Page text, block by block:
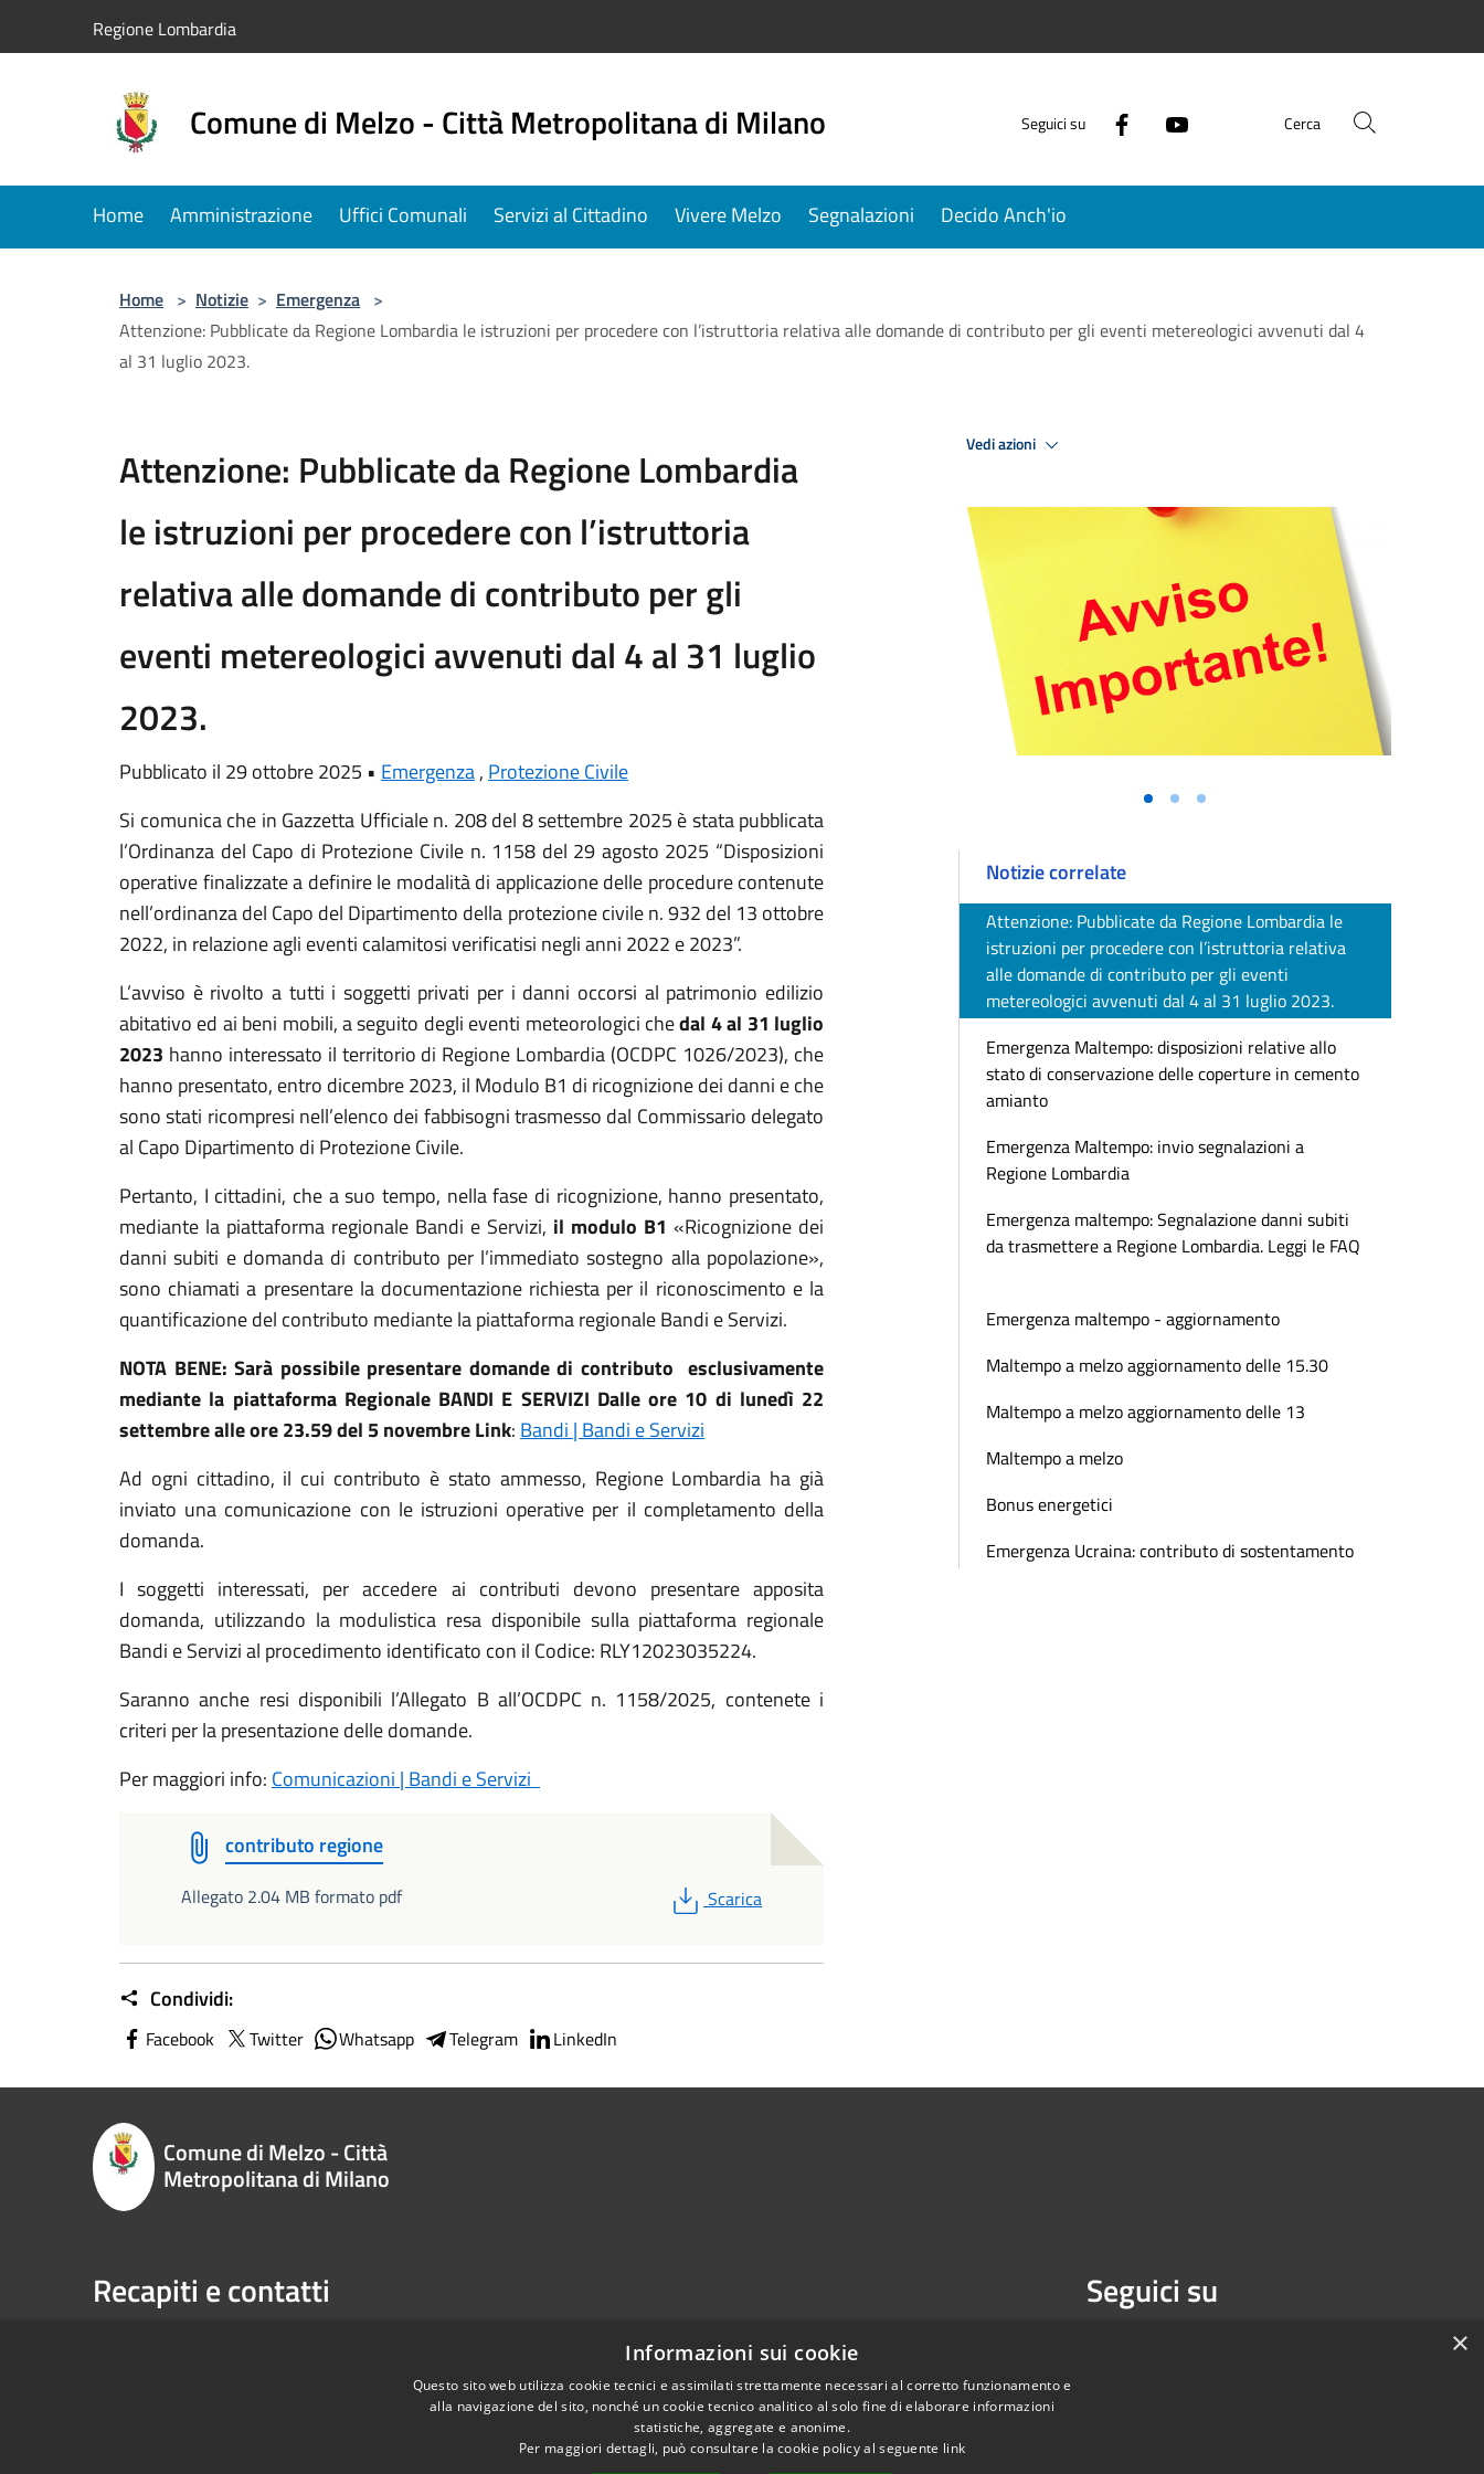
Regione Lombardia
Comune di Melzo - Città Metropolitana di Milano Seguici su Cerca
Home Amministrazione Uffici Comunali Servizi al Cittadino Vivere Melzo Segnalazioni Decido Anch'io
Home > Notizie > Emergenza >
Attenzione: Pubblicate da Regione Lombardia le istruzioni per procedere con l’istruttoria relativa alle domande di contributo per gli eventi metereologici avvenuti dal 4
al 31 luglio 2023.
Attenzione: Pubblicate da Regione Lombardia
le istruzioni per procedere con l’istruttoria
relativa alle domande di contributo per gli
eventi metereologici avvenuti dal 4 al 31 luglio
2023.
Pubblicato il 29 ottobre 2025 • Emergenza, Protezione Civile
Si comunica che in Gazzetta Ufficiale n. 208 del 8 settembre 2025 è stata pubblicata
l’Ordinanza del Capo di Protezione Civile n. 1158 del 29 agosto 2025 “Disposizioni
operative finalizzate a definire le modalità di applicazione delle procedure contenute
nell’ordinanza del Capo del Dipartimento della protezione civile n. 932 del 13 ottobre
2022, in relazione agli eventi calamitosi verificatisi negli anni 2022 e 2023”.
L’avviso è rivolto a tutti i soggetti privati per i danni occorsi al patrimonio edilizio
abitativo ed ai beni mobili, a seguito degli eventi meteorologici chedal 4 al 31 luglio
2023 hanno interessato il territorio di Regione Lombardia (OCDPC 1026/2023), che
hanno presentato, entro dicembre 2023, il Modulo B1 di ricognizione dei danni e che
sono stati ricompresi nell’elenco dei fabbisogni trasmesso dal Commissario delegato
al Capo Dipartimento di Protezione Civile.
Pertanto, I cittadini, che a suo tempo, nella fase di ricognizione, hanno presentato,
mediante la piattaforma regionale Bandi e Servizi, il modulo B1 «Ricognizione dei
danni subiti e domanda di contributo per l’immediato sostegno alla popolazione»,
sono chiamati a presentare la documentazione richiesta per il riconoscimento e la
quantificazione del contributo mediante la piattaforma regionale Bandi e Servizi.
NOTA BENE: Sarà possibile presentare domande di contributo esclusivamente
mediante la piattaforma Regionale BANDI E SERVIZI Dalle ore 10 di lunedì 22
settembre alle ore 23.59 del 5 novembre Link: Bandi | Bandi e Servizi
Ad ogni cittadino, il cui contributo è stato ammesso, Regione Lombardia ha già
inviato una comunicazione con le istruzioni operative per il completamento della
domanda.
I soggetti interessati, per accedere ai contributi devono presentare apposita
domanda, utilizzando la modulistica resa disponibile sulla piattaforma regionale
Bandi e Servizi al procedimento identificato con il Codice: RLY12023035224.
Saranno anche resi disponibili l’Allegato B all’OCDPC n. 1158/2025, contenete i
criteri per la presentazione delle domande.
Per maggiori info: Comunicazioni | Bandi e Servizi
contributo regione
Allegato 2.04 MB formato pdf PDF
Scarica
Condividi:
Facebook Twitter Whatsapp Telegram LinkedIn
Vedi azioni
Vai alla slide 1
Vai alla slide 2
Vai alla slide 3
Notizie correlate
Attenzione: Pubblicate da Regione Lombardia le
istruzioni per procedere con l’istruttoria relativa
alle domande di contributo per gli eventi
metereologici avvenuti dal 4 al 31 luglio 2023.
Emergenza Maltempo: disposizioni relative allo
stato di conservazione delle coperture in cemento
amianto
Emergenza Maltempo: invio segnalazioni a
Regione Lombardia
Emergenza maltempo: Segnalazione danni subiti
da trasmettere a Regione Lombardia. Leggi le FAQ
Emergenza maltempo - aggiornamento
Maltempo a melzo aggiornamento delle 15.30
Maltempo a melzo aggiornamento delle 13
Maltempo a melzo
Bonus energetici
Emergenza Ucraina: contributo di sostentamento
Comune di Melzo - Città
Metropolitana di Milano
Recapiti e contatti
spaziocitta@comune.melzo.mi.it
Pec:comunemelzo@pec.it
Seguici su
×
Informazioni sui cookie
Questo sito web utilizza cookie tecnici e assimilati strettamente necessari al corretto funzionamento e
alla navigazione del sito, nonché un cookie tecnico analitico al solo fine di elaborare informazioni
statistiche, aggregate e anonime.
Per maggiori dettagli, può consultare la cookie policy al seguente link